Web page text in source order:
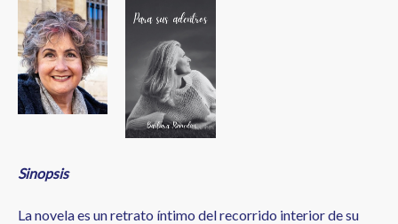
Sinopsis
La novela es un retrato íntimo del recorrido interior de su